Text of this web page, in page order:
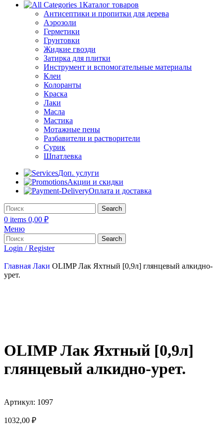
Каталог товаров
Антисептики и пропитки для дерева
Аэрозоли
Герметики
Грунтовки
Жидкие гвозди
Затирка для плитки
Инструмент и вспомогательные материалы
Клеи
Колоранты
Краска
Лаки
Масла
Мастика
Мотажные пены
Разбавители и растворители
Сурик
Шпатлевка
Доп. услуги
Акции и скидки
Оплата и доставка
Search
0 items 0,00 ₽
Меню
Search
Login / Register
Главная Лаки OLIMP Лак Яхтный [0,9л] глянцевый алкидно-
урет.
OLIMP Лак Яхтный [0,9л]
глянцевый алкидно-урет.
Артикул: 1097
1032,00 ₽